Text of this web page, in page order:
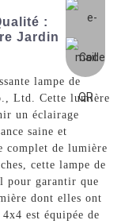
:
Jardin
lampe de
Ltd. Cette lumière
un éclairage
saine et
complet de lumière
cette lampe de
pour garantir que
dont elles ont
est équipée de